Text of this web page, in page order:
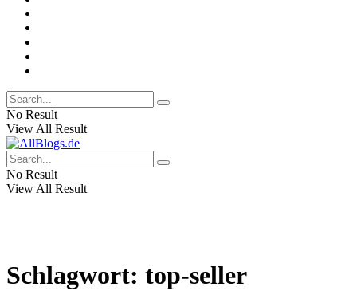
No Result
View All Result
No Result
View All Result
Schlagwort: top-seller